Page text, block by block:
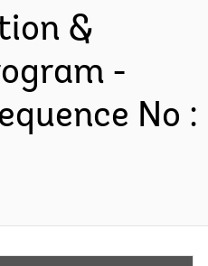
&
-
No :